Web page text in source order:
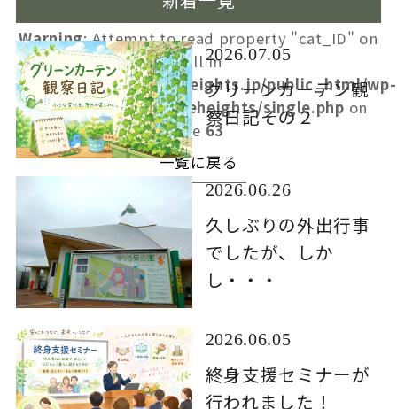
Warning: Attempt to read property "cat_ID" on
null in
/home/keihatsu/careheights.jp/public_html/wp-
content/themes/careheights/single.php on
line 63
一覧に戻る
2026.07.05
グリーンカーテン観
察日記その２
2026.06.26
久しぶりの外出行事
でしたが、しか
し・・・
2026.06.05
終身支援セミナーが
行われました！